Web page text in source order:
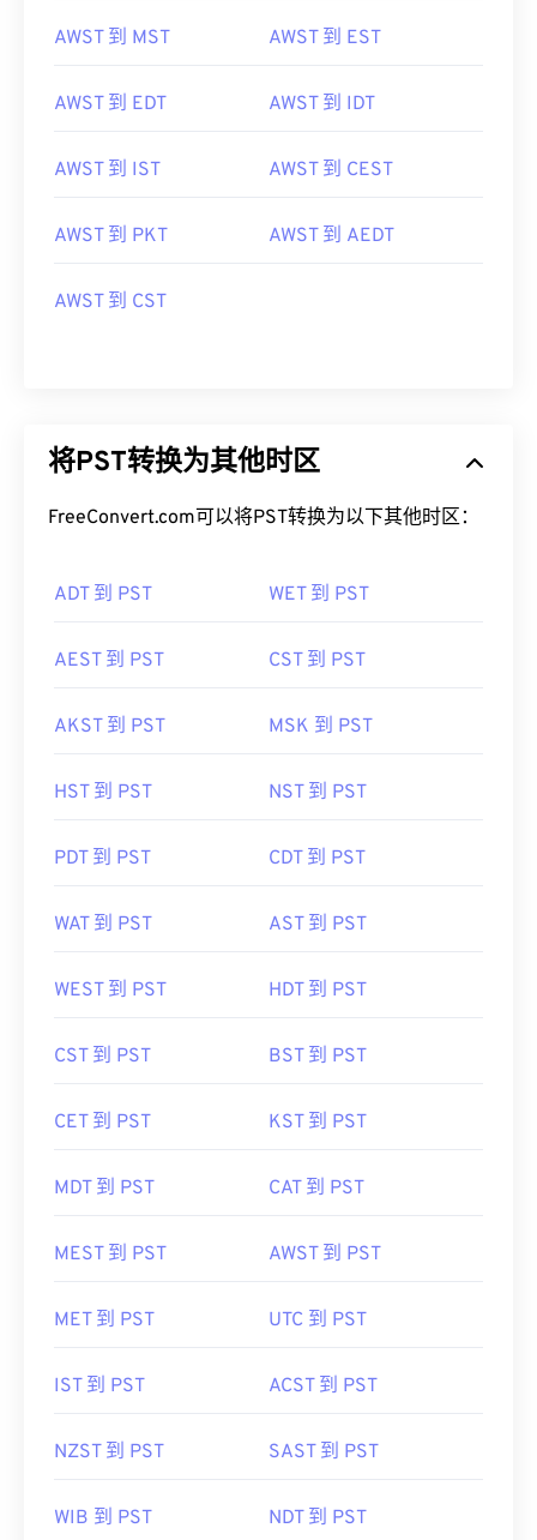
AWST 到 MST AWST 到 EST
AWST 到 EDT AWST 到 IDT
AWST 到 IST AWST 到 CEST
AWST 到 PKT AWST 到 AEDT
AWST 到 CST
将PST转换为其他时区
FreeConvert.com可以将PST转换为以下其他时区：
ADT 到 PST WET 到 PST
AEST 到 PST CST 到 PST
AKST 到 PST MSK 到 PST
HST 到 PST NST 到 PST
PDT 到 PST CDT 到 PST
WAT 到 PST AST 到 PST
WEST 到 PST HDT 到 PST
CST 到 PST BST 到 PST
CET 到 PST KST 到 PST
MDT 到 PST CAT 到 PST
MEST 到 PST AWST 到 PST
MET 到 PST UTC 到 PST
IST 到 PST ACST 到 PST
NZST 到 PST SAST 到 PST
WIB 到 PST NDT 到 PST